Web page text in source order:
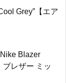
Grey”【エア
Blazer
ブレザー ミッ